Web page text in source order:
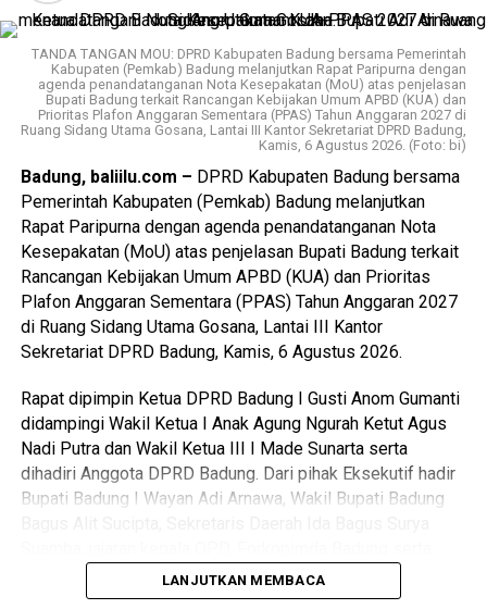
TANDA TANGAN MOU: DPRD Kabupaten Badung bersama Pemerintah
Kabupaten (Pemkab) Badung melanjutkan Rapat Paripurna dengan
agenda penandatanganan Nota Kesepakatan (MoU) atas penjelasan
Bupati Badung terkait Rancangan Kebijakan Umum APBD (KUA) dan
Prioritas Plafon Anggaran Sementara (PPAS) Tahun Anggaran 2027 di
Ruang Sidang Utama Gosana, Lantai III Kantor Sekretariat DPRD Badung,
Kamis, 6 Agustus 2026. (Foto: bi)
Badung, baliilu.com – DPRD Kabupaten Badung bersama
Pemerintah Kabupaten (Pemkab) Badung melanjutkan
Rapat Paripurna dengan agenda penandatanganan Nota
Kesepakatan (MoU) atas penjelasan Bupati Badung terkait
Rancangan Kebijakan Umum APBD (KUA) dan Prioritas
Plafon Anggaran Sementara (PPAS) Tahun Anggaran 2027
di Ruang Sidang Utama Gosana, Lantai III Kantor
Sekretariat DPRD Badung, Kamis, 6 Agustus 2026.
Rapat dipimpin Ketua DPRD Badung I Gusti Anom Gumanti
didampingi Wakil Ketua I Anak Agung Ngurah Ketut Agus
Nadi Putra dan Wakil Ketua III I Made Sunarta serta
dihadiri Anggota DPRD Badung. Dari pihak Eksekutif hadir
Bupati Badung I Wayan Adi Arnawa, Wakil Bupati Badung
tamu undangan lainnya.LANJUTKAN MEMBACA